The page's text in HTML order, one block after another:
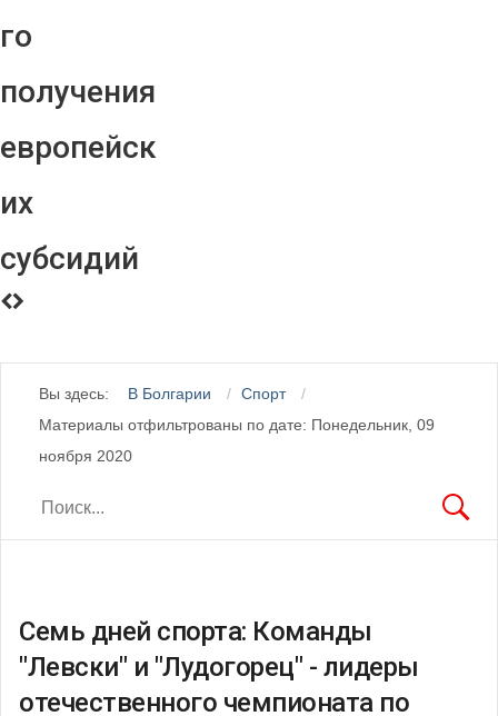
го
получения
европейск
их
субсидий
Вы здесь: В Болгарии
Спорт
Материалы отфильтрованы по дате: Понедельник, 09
ноября 2020
Семь дней спорта: Команды
"Левски" и "Лудогорец" - лидеры
отечественного чемпионата по